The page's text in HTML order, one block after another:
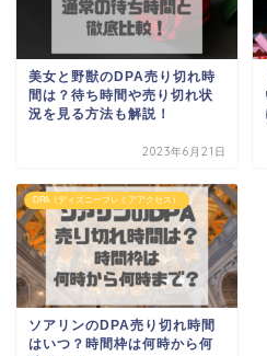
美女と野獣のDPA売り切れ時
間は？待ち時間や売り切れ状
況を見る方法も解説！
2023年6月21日
DPA（ディズニープレミアアクセス）
ソアリンのDPA売り切れ時間
はいつ？時間枠は何時から何